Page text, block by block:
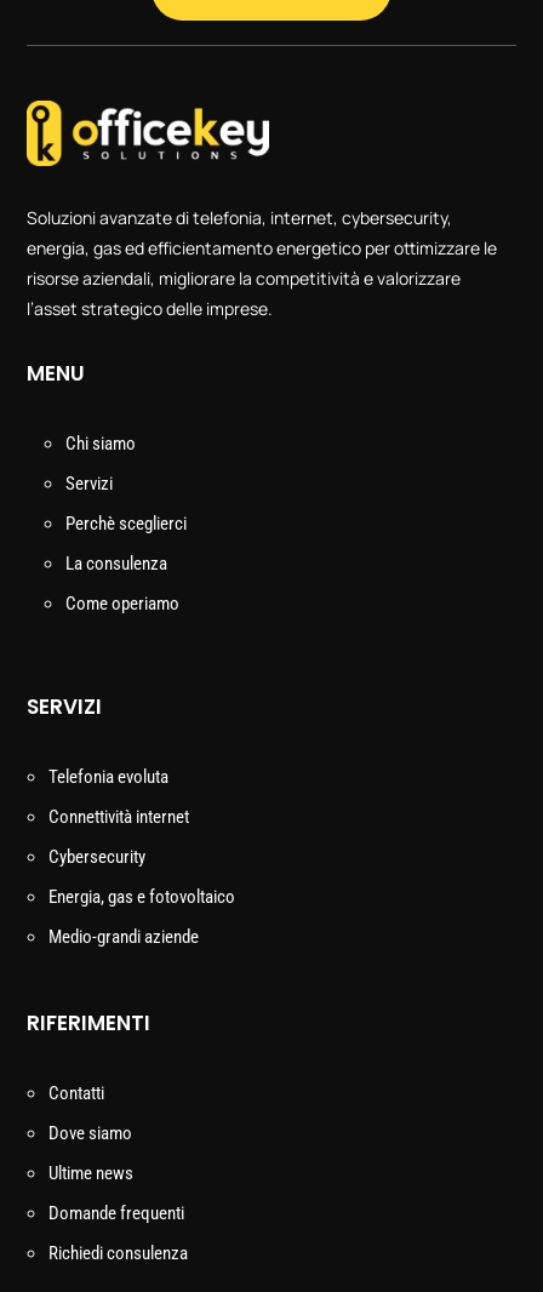
Soluzioni avanzate di telefonia, internet, cybersecurity,
energia, gas ed efficientamento energetico per ottimizzare le
risorse aziendali, migliorare la competitività e valorizzare
l’asset strategico delle imprese.
MENU
Chi siamo
Servizi
Perchè sceglierci
La consulenza
Come operiamo
SERVIZI
Telefonia evoluta
Connettività internet
Cybersecurity
Energia, gas e fotovoltaico
Medio-grandi aziende
RIFERIMENTI
Contatti
Dove siamo
Ultime news
Domande frequenti
Richiedi consulenza